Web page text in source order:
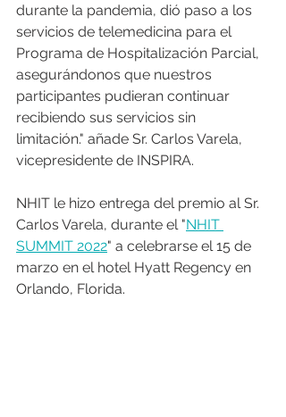
durante la pandemia, dió paso a los
servicios de telemedicina para el
Programa de Hospitalización Parcial,
asegurándonos que nuestros
participantes pudieran continuar
recibiendo sus servicios sin
limitación." añade Sr. Carlos Varela,
vicepresidente de INSPIRA.
NHIT le hizo entrega del premio al Sr.
Carlos Varela, durante el "NHIT
SUMMIT 2022" a celebrarse el 15 de
marzo en el hotel Hyatt Regency en
Orlando, Florida.